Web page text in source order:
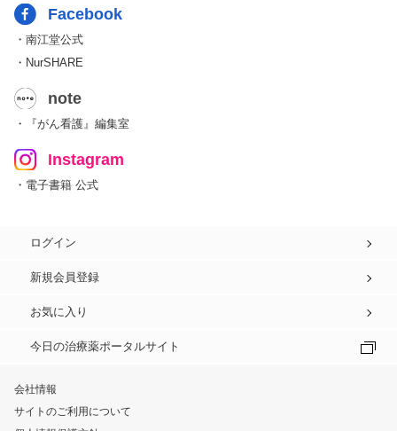
Facebook
・南江堂公式
・NurSHARE
note
・『がん看護』編集室
Instagram
・電子書籍 公式
ログイン
新規会員登録
お気に入り
今日の治療薬ポータルサイト
会社情報
サイトのご利用について